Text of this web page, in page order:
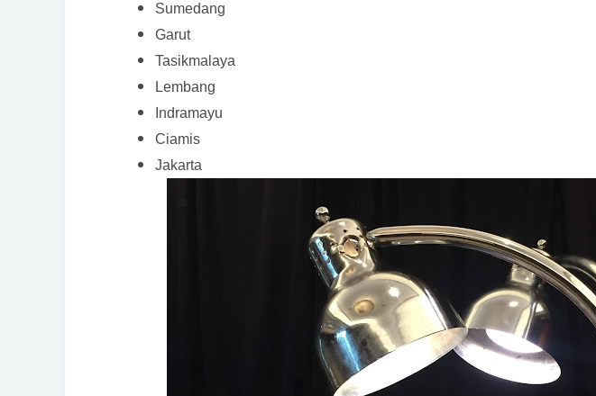
Sumedang
Garut
Tasikmalaya
Lembang
Indramayu
Ciamis
Jakarta